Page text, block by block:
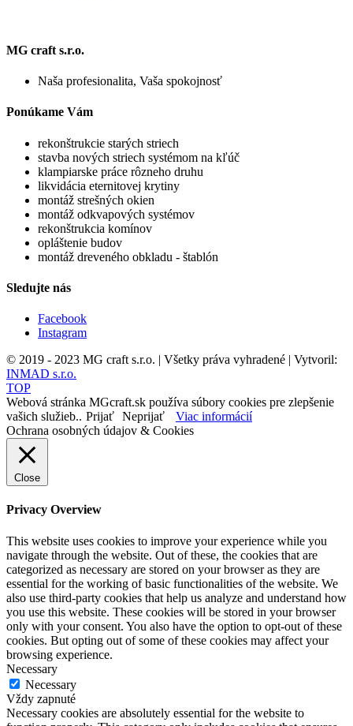
MG craft s.r.o.
Naša profesionalita, Vaša spokojnosť
Ponúkame Vám
rekonštrukcie starých striech
stavba nových striech systémom na kľúč
klampiarske práce rôzneho druhu
likvidácia eternitovej krytiny
montáž strešných okien
montáž odkvapových systémov
rekonštrukcia komínov
opláštenie budov
montáž dreveného obkladu - štablón
Sledujte nás
Facebook
Instagram
© 2019 - 2023 MG craft s.r.o. | Všetky práva vyhradené | Vytvoril:
INMAD s.r.o.
TOP
Webová stránka MGcraft.sk používa súbory cookies pre zlepšenie
vašich služieb.. Prijať Neprijať
Viac informácií
Ochrana osobných údajov & Cookies
Close
Privacy Overview
This website uses cookies to improve your experience while you
navigate through the website. Out of these, the cookies that are
categorized as necessary are stored on your browser as they are
essential for the working of basic functionalities of the website. We
also use third-party cookies that help us analyze and understand how
you use this website. These cookies will be stored in your browser
only with your consent. You also have the option to opt-out of these
cookies. But opting out of some of these cookies may affect your
browsing experience.
Necessary
Necessary
Vždy zapnuté
Necessary cookies are absolutely essential for the website to